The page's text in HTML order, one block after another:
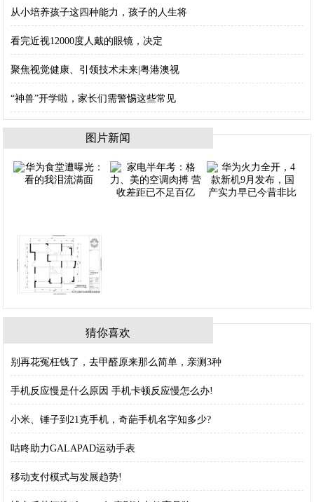
从小培养孩子这四种能力，孩子的人生将
看完近视12000度人戴的眼镜，决定
聚焦视觉健康、引领技术未来|粤港澳视
“神兽”开学啦，家长们需警惕这些常见
图片新闻
猜你喜欢
别再花冤枉钱了，去甲醛原来那么简单，亲测3种
手机反应慢是什么原因 手机卡顿反应慢怎么办!
小米、锤子到21克手机，奇葩手机名字知多少?
咕咚助力GALAPAD运动手表
移动支付模式与发展趋势!